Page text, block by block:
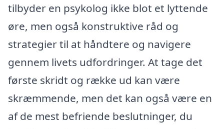
tilbyder en psykolog ikke blot et lyttende
øre, men også konstruktive råd og
strategier til at håndtere og navigere
gennem livets udfordringer. At tage det
første skridt og række ud kan være
skræmmende, men det kan også være en
af de mest befriende beslutninger, du